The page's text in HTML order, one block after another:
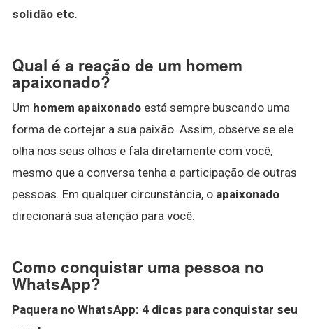
solidão etc.
Qual é a reação de um homem
apaixonado?
Um homem apaixonado está sempre buscando uma
forma de cortejar a sua paixão. Assim, observe se ele
olha nos seus olhos e fala diretamente com você,
mesmo que a conversa tenha a participação de outras
pessoas. Em qualquer circunstância, o apaixonado
direcionará sua atenção para você.
Como conquistar uma pessoa no
WhatsApp?
Paquera no WhatsApp: 4 dicas para conquistar seu